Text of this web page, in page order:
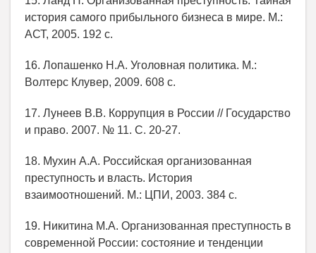
история самого прибыльного бизнеса в мире. М.:
АСТ, 2005. 192 с.
16. Лопашенко Н.А. Уголовная политика. М.:
Волтерс Клувер, 2009. 608 с.
17. Лунеев В.В. Коррупция в России // Государство
и право. 2007. № 11. С. 20-27.
18. Мухин А.А. Российская организованная
преступность и власть. История
взаимоотношений. М.: ЦПИ, 2003. 384 с.
19. Никитина М.А. Организованная преступность в
современной России: состояние и тенденции